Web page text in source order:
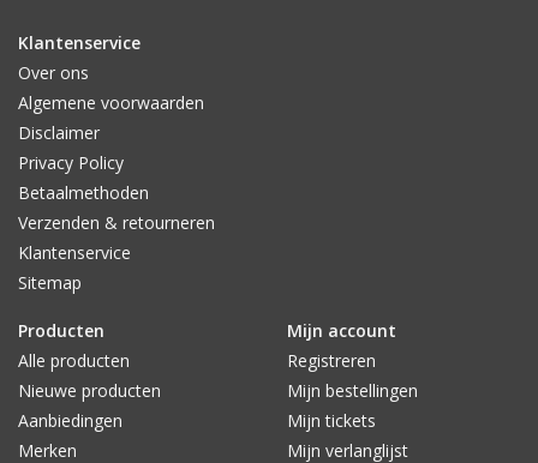
Klantenservice
Over ons
Algemene voorwaarden
Disclaimer
Privacy Policy
Betaalmethoden
Verzenden & retourneren
Klantenservice
Sitemap
Producten
Alle producten
Nieuwe producten
Aanbiedingen
Merken
Mijn account
Registreren
Mijn bestellingen
Mijn tickets
Mijn verlanglijst